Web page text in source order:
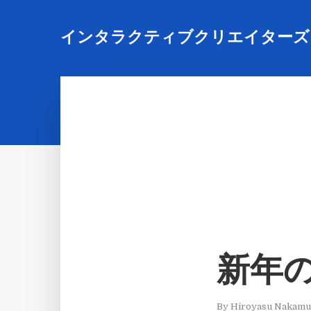
インタラクティブクリエイターズ
新年
By Hiroyasu